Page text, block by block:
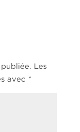
Les
avec *